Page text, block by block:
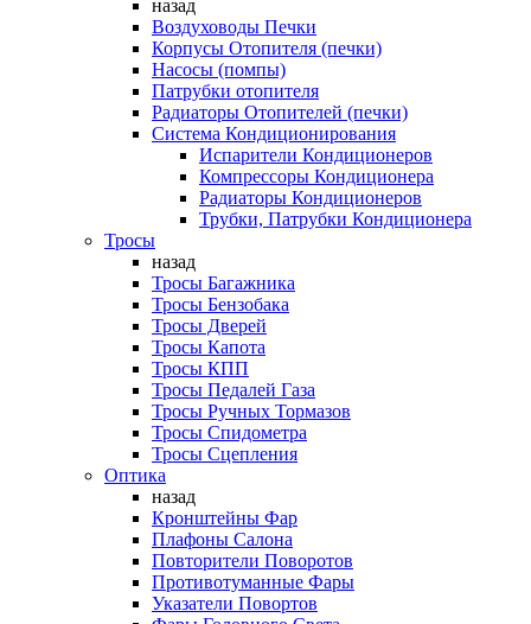
назад
Воздуховоды Печки
Корпусы Отопителя (печки)
Насосы (помпы)
Патрубки отопителя
Радиаторы Отопителей (печки)
Система Кондиционирования
Испарители Кондиционеров
Компрессоры Кондиционера
Радиаторы Кондиционеров
Трубки, Патрубки Кондиционера
Тросы
назад
Тросы Багажника
Тросы Бензобака
Тросы Дверей
Тросы Капота
Тросы КПП
Тросы Педалей Газа
Тросы Ручных Тормазов
Тросы Спидометра
Тросы Сцепления
Оптика
назад
Кронштейны Фар
Плафоны Салона
Повторители Поворотов
Противотуманные Фары
Указатели Повортов